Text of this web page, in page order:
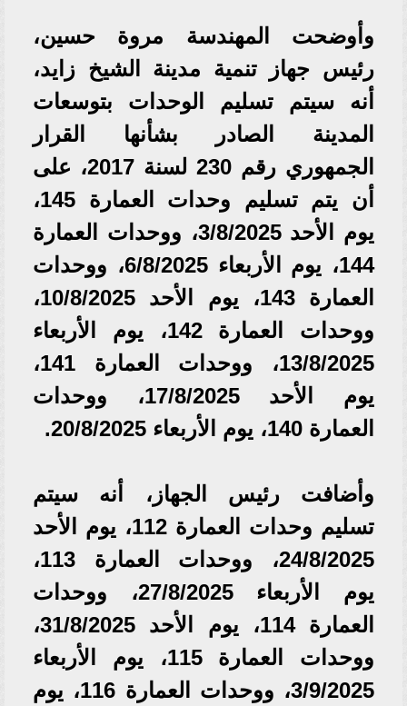
وأوضحت المهندسة مروة حسين،
رئيس جهاز تنمية مدينة الشيخ زايد،
أنه سيتم تسليم الوحدات بتوسعات
المدينة الصادر بشأنها القرار
الجمهوري رقم 230 لسنة 2017، على
أن يتم تسليم وحدات العمارة 145،
يوم الأحد 3/8/2025، ووحدات العمارة
144، يوم الأربعاء 6/8/2025، ووحدات
العمارة 143، يوم الأحد 10/8/2025،
ووحدات العمارة 142، يوم الأربعاء
13/8/2025، ووحدات العمارة 141،
يوم الأحد 17/8/2025، ووحدات
العمارة 140، يوم الأربعاء 20/8/2025.
وأضافت رئيس الجهاز، أنه سيتم
تسليم وحدات العمارة 112، يوم الأحد
24/8/2025، ووحدات العمارة 113،
يوم الأربعاء 27/8/2025، ووحدات
العمارة 114، يوم الأحد 31/8/2025،
ووحدات العمارة 115، يوم الأربعاء
3/9/2025، ووحدات العمارة 116، يوم